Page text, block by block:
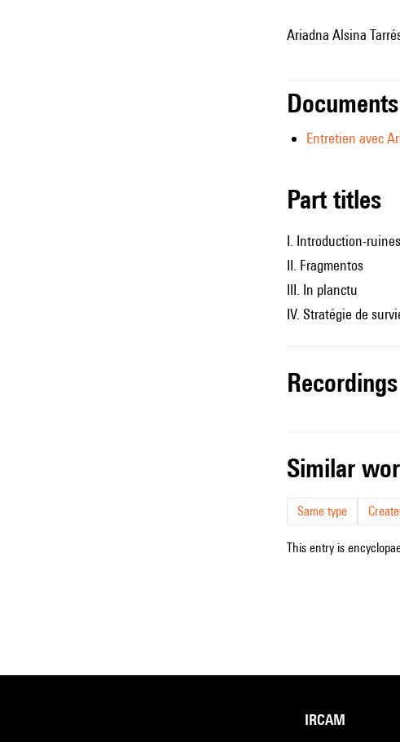
Ariadna Alsina
Documents
Entretien avec
Part titles
I. Introduction-
II. Fragmentos
III. In planctu
IV. Stratégie de
recordings
similar
Same type
This entry is
IRCAM